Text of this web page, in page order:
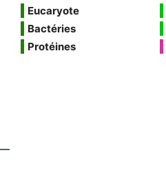
Eucaryote
Bactéries
Protéines